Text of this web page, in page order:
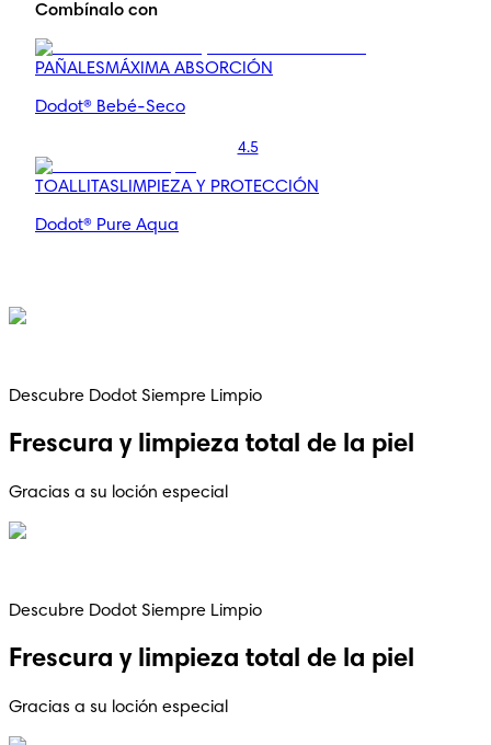
Combínalo con
PAÑALESMÁXIMA ABSORCIÓN​
Dodot® Bebé-Seco
4.5
TOALLITASLIMPIEZA Y PROTECCIÓN
Dodot® Pure Aqua
Descubre Dodot Siempre Limpio
Frescura y limpieza total de la piel
Gracias a su loción especial
Descubre Dodot Siempre Limpio
Frescura y limpieza total de la piel
Gracias a su loción especial